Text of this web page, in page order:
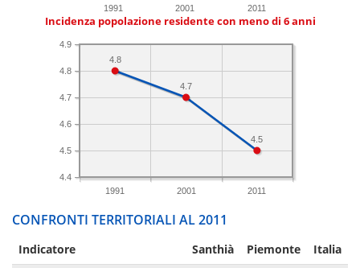
1991 2001 2011
Incidenza popolazione residente con meno di 6 anni
1991 2001 2011
4.4
4.5
4.6
4.7
4.8
4.9
4.5
4.7
4.8
CONFRONTI TERRITORIALI AL 2011
Indicatore Santhià Piemonte Italia